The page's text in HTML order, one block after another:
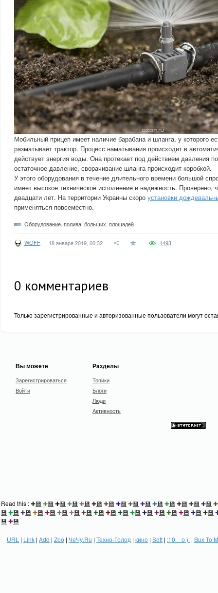
Мобильный прицеп имеет наличие барабана и шланга, у которого
разматывает трактор. Процесс наматывания происходит в
действует энергия воды. Она протекает под действием давления
остаточное давление, сворачивание шланга происходит коробкой.
У этого оборудования в течение длительного времени большой
имеет высокое техническое исполнение и надежность. Проверено,
двадцати лет. На территории Украины скоро установки
применяться повсеместно.
Оборудование полива больших площадей
WOFF 18 января 2019, 00:32 1493
0 комментариев
Только зарегистрированные и авторизованные пользователи могут
Вы можете
Зарегистрироваться
Войти
Разделы
Топики
Блоги
Люди
Активность
Read this :✚💾 ✚💾 ✚💾 ✚💾 ✚💾 ✚💾 ✚💾 ✚💾 ✚💾 ✚💾 ✚💾 ✚💾 ✚💾 ✚💾 ✚💾 ✚
💾 ✚💾 ✚💾 ✚💾 ✚💾 ✚💾 ✚💾 ✚💾 ✚💾 ✚💾 ✚💾 ✚💾 ✚💾 ✚💾 ✚💾 ✚💾 ✚💾 ✚💾
💾 ✚💾
URL | Link | Add | Zoo | ЧеЧу.Ru | Техно-Голод | кино | Soft | :( 0 _ о ): | Bux To